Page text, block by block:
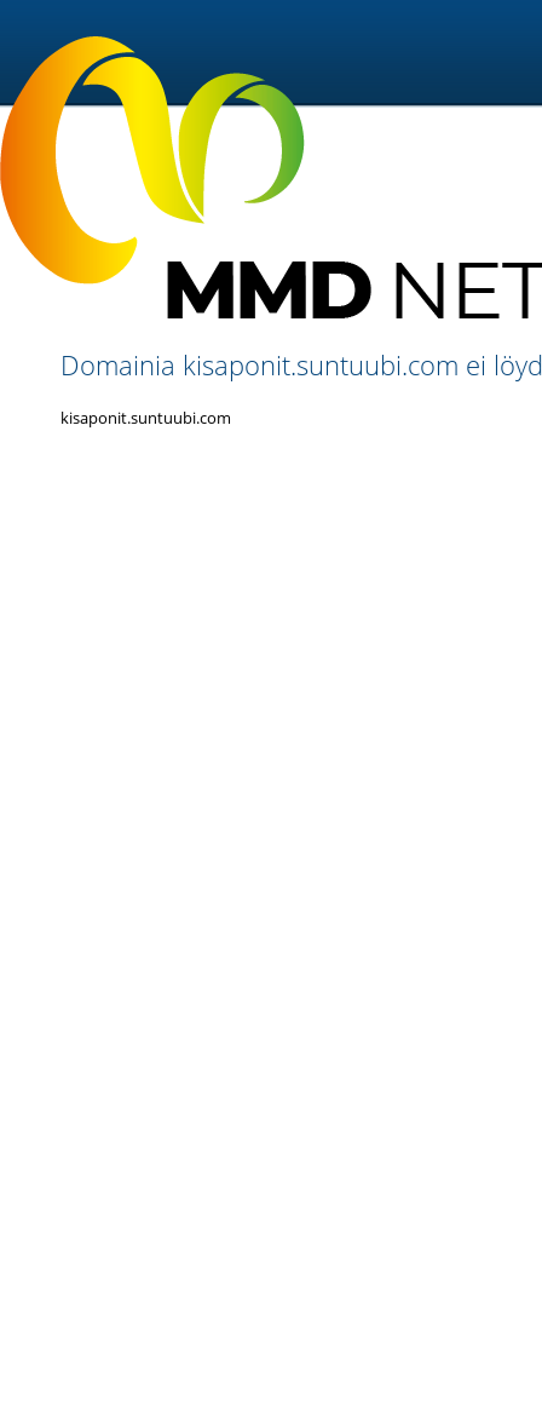
Domainia kisaponit.suntuubi.com ei
kisaponit.suntuubi.com